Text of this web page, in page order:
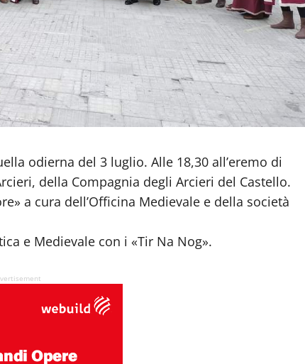
odierna del 3 luglio. Alle 18,30 all’eremo di
della Compagnia degli Arcieri del Castello.
a cura dell’Officina Medievale e della società
e Medievale con i «Tir Na Nog».